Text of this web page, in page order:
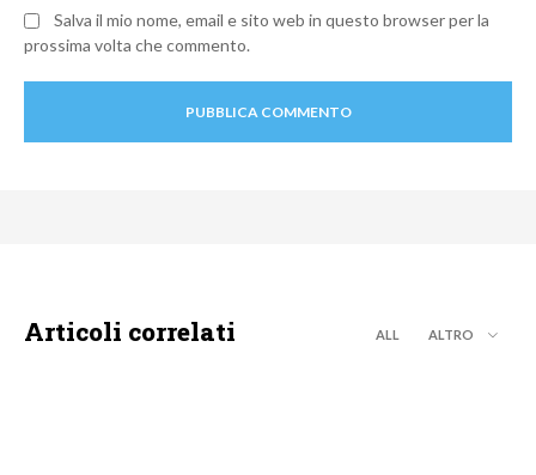
Salva il mio nome, email e sito web in questo browser per la
prossima volta che commento.
Articoli correlati ALL ALTRO